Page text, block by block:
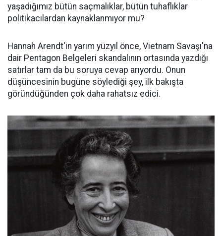
yaşadığımız bütün saçmalıklar, bütün tuhaflıklar
politikacılardan kaynaklanmıyor mu?
Hannah Arendt'in yarım yüzyıl önce, Vietnam Savaşı'na
dair Pentagon Belgeleri skandalının ortasında yazdığı
satırlar tam da bu soruya cevap arıyordu. Onun
düşüncesinin bugüne söylediği şey, ilk bakışta
göründüğünden çok daha rahatsız edici.